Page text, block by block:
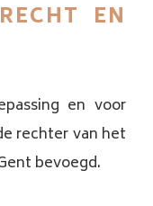
EN
en voor
rechter van het
bevoegd.